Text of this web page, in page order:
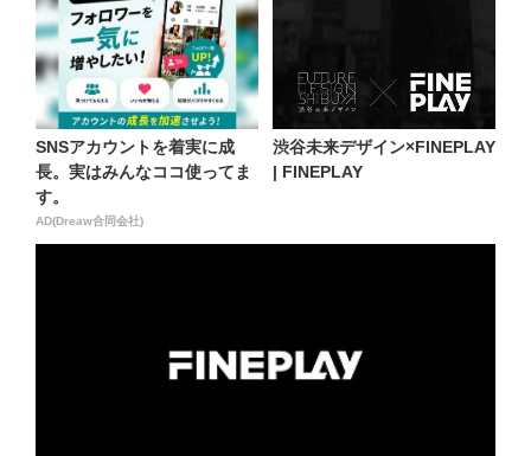
SNSアカウントを着実に成
長。実はみんなココ使ってま
す。
AD(Dreaw合同会社)
渋谷未来デザイン×FINEPLAY
| FINEPLAY